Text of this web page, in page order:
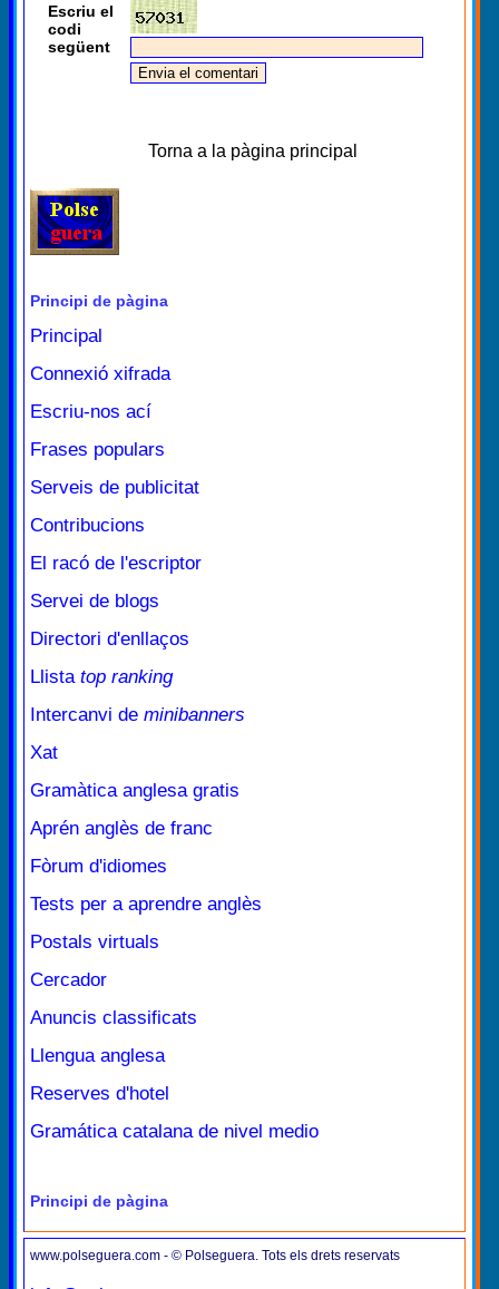
Escriu el
codi
següent
Torna a la pàgina principal
Principi de pàgina
Principal
Connexió xifrada
Escriu-nos ací
Frases populars
Serveis de publicitat
Contribucions
El racó de l'escriptor
Servei de blogs
Directori d'enllaços
Llista top ranking
Intercanvi de minibanners
Xat
Gramàtica anglesa gratis
Aprén anglès de franc
Fòrum d'idiomes
Tests per a aprendre anglès
Postals virtuals
Cercador
Anuncis classificats
Llengua anglesa
Reserves d'hotel
Gramática catalana de nivel medio
Principi de pàgina
www.polseguera.com - © Polseguera. Tots els drets reservats